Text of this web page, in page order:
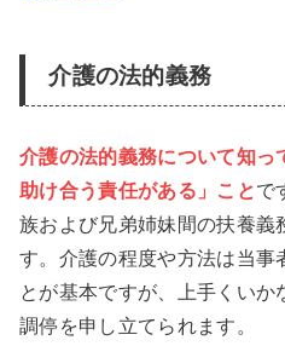
介護の法的義務
介護の法的義務について知っ
助け合う責任がある」ことで
族および兄弟姉妹間の扶養義
す。介護の程度や方法は当事
とが基本ですが、上手くいか
調停を申し立てられます。